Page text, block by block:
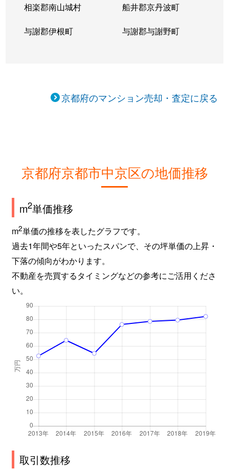
乾学区
2,600万円
大宮(京都)
乾学区
560万円
大宮(京都)
城巽学区
5,500万円
烏丸御池
城巽学区
城巽学区
7,300万円
城巽学区
城巽学区
3,500万円
烏丸御池
城巽学区
1,600万円
二条城前
城巽学区
2,500万円
二条城前
城巽学区
城巽学区
城巽学区
城巽学区
1,600万円
二条城前
城巽学区
相楽郡南山城村 船井郡京丹波町
与謝郡伊根町 与謝郡与謝野町
京都府のマンション売却・査定に戻る
京都府京都市中京区の地価推移
m2単価推移
m2単価の推移を表したグラフです。
過去1年間や5年といったスパンで、その坪単価の上昇・
下落の傾向がわかります。
不動産を売買するタイミングなどの参考にご活用くださ
い。
取引数推移